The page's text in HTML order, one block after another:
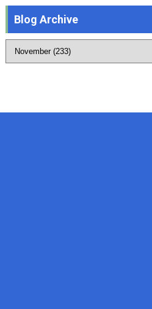
Blog Archive